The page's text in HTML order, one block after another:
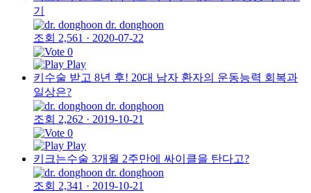
기
dr. donghoon
조회 2,561 · 2020-07-22
0
Play
키수술 받고 8년 후! 20대 남자 환자의 운동능력 회복과
일상은?
dr. donghoon
조회 2,262 · 2019-10-21
0
Play
키크는수술 3개월 2주만에 싸이클을 탄다고?
dr. donghoon
조회 2,341 · 2019-10-21